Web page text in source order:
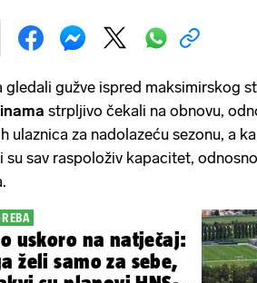
gledali gužve ispred maksimirskog
strpljivo čekali na obnovu,
ulaznica za nadolazeću sezonu, a
su sav raspoloživ kapacitet,
uskoro na natječaj:
želi samo za sebe,